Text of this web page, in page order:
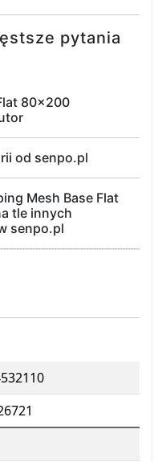
pytania
80x200
od senpo.pl
Mesh Base Flat
tle innych
senpo.pl